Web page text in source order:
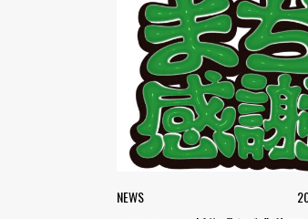
NEWS